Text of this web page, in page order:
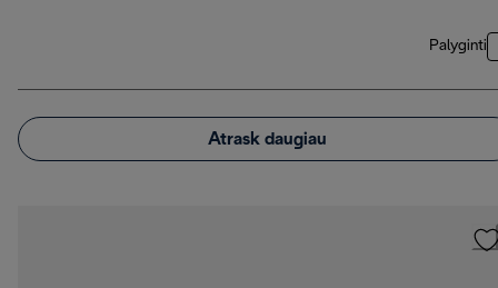
Palyginti
Atrask daugiau